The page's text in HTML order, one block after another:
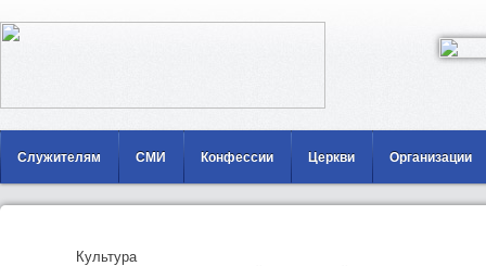
Служителям СМИ Конфессии Церкви Организации
Культура